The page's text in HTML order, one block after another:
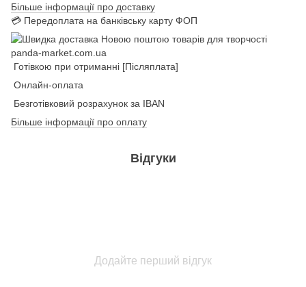
Більше інформації про доставку
💳 Передоплата на банківську карту ФОП
Готівкою при отриманні [Післяплата]
Онлайн-оплата
Безготівковий розрахунок за IBAN
Більше інформації про оплату
Відгуки
Додайте перший відгук